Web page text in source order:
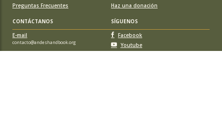
Preguntas Frecuentes
Haz una donación
CONTÁCTANOS
SÍGUENOS
E-mail
contacto@andeshandbook.org
Facebook
Youtube